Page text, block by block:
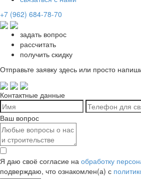
+7 (962) 684-78-70
задать вопрос
рассчитать
получить скидку
Отправьте заявку здесь или просто
Контактные данные
Ваш вопрос
Я даю своё согласие на обработку
подверждаю, что ознакомлен(а) с